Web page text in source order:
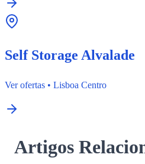
Self Storage Alvalade
Ver ofertas • Lisboa Centro
Artigos